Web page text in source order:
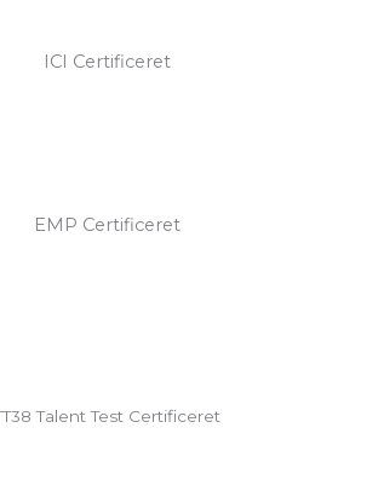
ICI Certificeret
EMP Certificeret
Talent Test Certificeret